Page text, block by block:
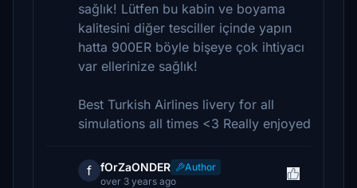
sağlık! Lütfen bu kabin ve boyama
kalitesini diğer tesciller içinde yapın
hatta 900ER böyle bişeye çok ihtiyacı
var ellerinize sağlık!
Best Turkish Airlines livery for all
simulations all times <3 Really enjoyed
f fOrZaONDER
Author
over 3 years ago